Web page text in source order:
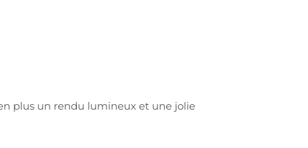
plus un rendu lumineux et une jolie